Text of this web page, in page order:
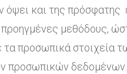
όψει και της πρόσφατης
μεθόδους,
τα προσωπικά στοιχεία
προσωπικών δεδομένων.